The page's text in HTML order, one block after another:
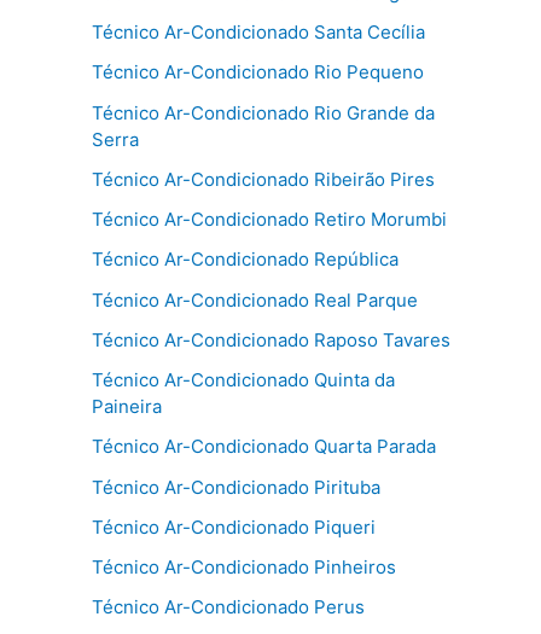
Técnico Ar-Condicionado Santa Cecília
Técnico Ar-Condicionado Rio Pequeno
Técnico Ar-Condicionado Rio Grande da
Serra
Técnico Ar-Condicionado Ribeirão Pires
Técnico Ar-Condicionado Retiro Morumbi
Técnico Ar-Condicionado República
Técnico Ar-Condicionado Real Parque
Técnico Ar-Condicionado Raposo Tavares
Técnico Ar-Condicionado Quinta da
Paineira
Técnico Ar-Condicionado Quarta Parada
Técnico Ar-Condicionado Pirituba
Técnico Ar-Condicionado Piqueri
Técnico Ar-Condicionado Pinheiros
Técnico Ar-Condicionado Perus